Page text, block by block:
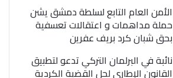
الأمن العام التابع لسلطة دمشق يشن
حملة مداهمات و اعتقالات تعسفية
بحق شبان كرد بريف عفرين
نائبة في البرلمان التركي تدعو لتطبيق
القانون الإطاري لحل القضية الكردية